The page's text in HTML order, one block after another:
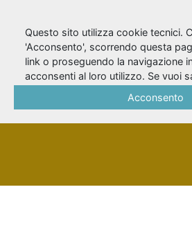
Zennaro,
PERSONA
Questo sito utilizza cookie tecnici.
'Acconsento', scorrendo questa
link o proseguendo la navigazione
acconsenti al loro utilizzo. Se vuoi
Acconsento